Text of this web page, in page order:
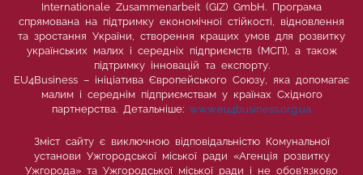
Internationale Zusammenarbeit (GIZ) GmbH. Програма
спрямована на підтримку економічної стійкості, відновлення
та зростання України, створення кращих умов для розвитку
українських малих і середніх підприємств (МСП), а також
підтримку інновацій та експорту.
EU4Business – ініціатива Європейського Союзу, яка допомагає
малим і середнім підприємствам у країнах Східного
партнерства. Детальніше: www.eu4business.org.ua
Зміст сайту є виключною відповідальністю Комунальної
установи Ужгородської міської ради «Агенція розвитку
Ужгорода» та Ужгородської міської ради і не обов’язково